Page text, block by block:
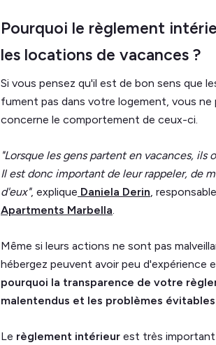
Pourquoi le règlement
les locations de vacances ?
Si vous pensez qu'il est de bon sens que
fument pas dans votre logement, vous
concerne le comportement de ceux-ci.
"Lorsque les gens partent en vacances, ils
Il est donc important de leur rappeler, de
d'eux", explique Daniela Derin ,
Apartments Marbella
Même si leurs actions ne sont pas
hébergez peuvent avoir peu
pourquoi la transparence de votre
malentendus et les problèmes
Le règlement intérieur est très important